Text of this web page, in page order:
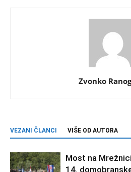
Zvonko
VEZANI ČLANCI VIŠE OD AUTORA
Most na
14.